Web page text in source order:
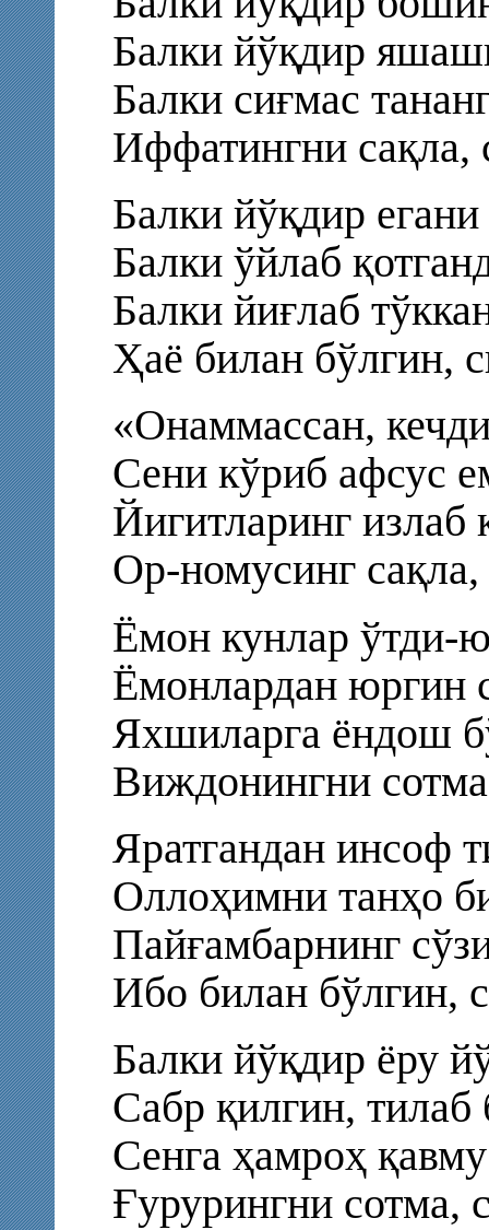
Балки йўқдир
Балки сиғмас
Иффатингни сақла,
Балки йўқдир
Балки ўйлаб
Балки йиғлаб
Ҳаё билан бўлгин,
«Онаммассан,
Сени кўриб афсус
Йигитларинг излаб
Ор-номусинг
Ёмон кунлар ўтди-
Ёмонлардан юргин
Яхшиларга ёндош
Виждонингни
Яратгандан инсоф
Оллоҳимни танҳо
Пайғамбарнинг
Ибо билан бўлгин,
Балки йўқдир ёру
Сабр қилгин, тилаб
Сенга ҳамроҳ
Ғурурингни сотма,